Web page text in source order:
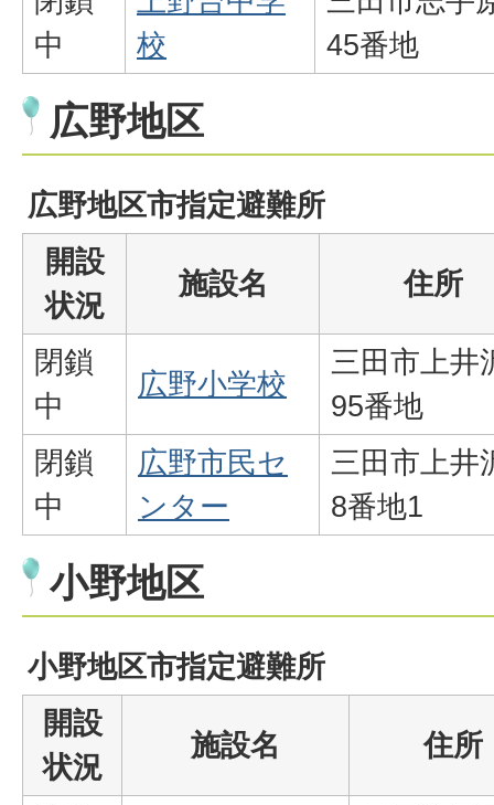
中
校
45番地
広野地区
広野地区市指定避難所
開設
状況
施設名 住所
閉鎖
中
広野小学校
三田市上井
95番地
閉鎖
中
広野市民セ
ンター
三田市上井
8番地1
小野地区
小野地区市指定避難所
開設
状況
施設名 住所